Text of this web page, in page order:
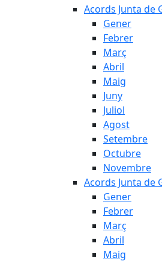
Acords Junta de
Gener
Febrer
Març
Abril
Maig
Juny
Juliol
Agost
Setembre
Octubre
Novembre
Acords Junta de
Gener
Febrer
Març
Abril
Maig